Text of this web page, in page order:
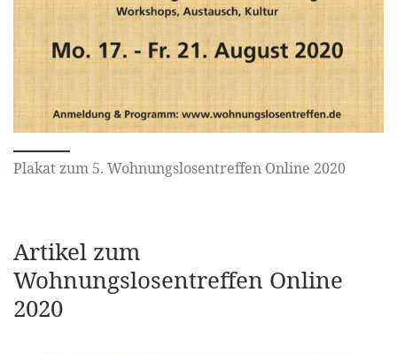
Plakat zum 5. Wohnungslosentreffen Online 2020
Artikel zum
Wohnungslosentreffen Online
2020